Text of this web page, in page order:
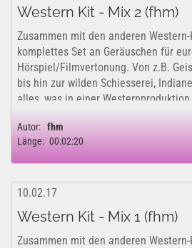
Western Kit - Mix 2 (fhm)
Zusammen mit den anderen
komplettes Set an Geräuschen für
Hörspiel/Filmvertonung. Von z.B.
bis hin zur wilden Schiesserei,
alles, was in einer Westernproduktion...
Autor: fhm
Länge: 00:02:20
10.02.17
Western Kit - Mix 1 (fhm)
Zusammen mit den anderen